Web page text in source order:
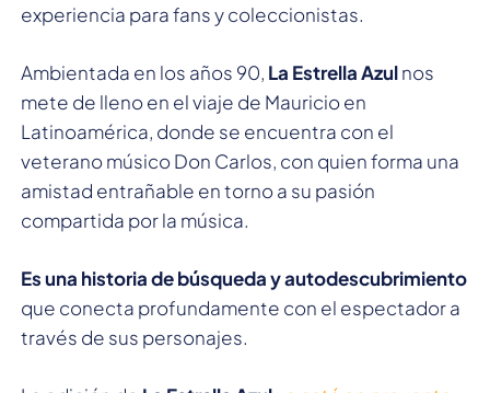
experiencia para fans y coleccionistas.
Ambientada en los años 90, La Estrella Azulnos
mete de lleno en el viaje de Mauricio en
Latinoamérica, donde se encuentra con el
veterano músico Don Carlos, con quien forma una
amistad entrañable en torno a su pasión
compartida por la música.
Es una historia de búsqueda y autodescubrimiento
que conecta profundamente con el espectador a
través de sus personajes.